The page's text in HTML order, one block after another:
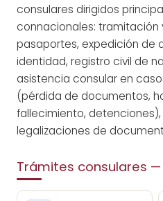
consulares dirigidos
connacionales: tramitación
pasaportes, expedición de
identidad, registro civil de
asistencia consular en
(pérdida de documentos,
fallecimiento,
legalizaciones de
Trámites consulares —